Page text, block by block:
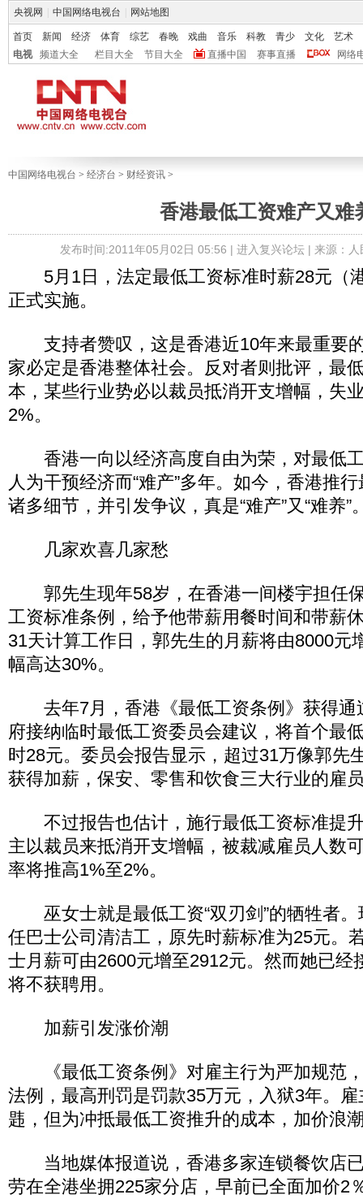
央视网 中国网络电视台 网站地图
首页 新闻 经济 体育 综艺 春晚 戏曲 音乐 科教 青少 文化
艺术
电视
频道大全 栏目大全 节目大全 直播中国 赛事直播 网络
中国网络电视台 > 经济台 > 财经资讯 >
香港最低工资难产又难
发布时间:2011年05月02日 05:56 | 进入复兴论坛| 来源：人
5月1日，法定最低工资标准时薪28元（
正式实施。
支持者赞叹，这是香港近10年来最重要
家必定是香港整体社会。反对者则批评，最
本，某些行业势必以裁员抵消开支增幅，失
2%。
香港一向以经济高度自由为荣，对最低
人为干预经济而“难产”多年。如今，香港推
诸多细节，并引发争议，真是“难产”又“难养”
几家欢喜几家愁
郭先生现年58岁，在香港一间楼宇担任
工资标准条例，给予他带薪用餐时间和带薪
31天计算工作日，郭先生的月薪将由8000元
幅高达30%。
去年7月，香港《最低工资条例》获得通
府接纳临时最低工资委员会建议，将首个最
时28元。委员会报告显示，超过31万像郭先
获得加薪，保安、零售和饮食三大行业的雇
不过报告也估计，施行最低工资标准提
主以裁员来抵消开支增幅，被裁减雇员人数
率将推高1%至2%。
巫女士就是最低工资“双刃剑”的牺牲者。
任巴士公司清洁工，原先时薪标准为25元。
士月薪可由2600元增至2912元。然而她已经
将不获聘用。
加薪引发涨价潮
《最低工资条例》对雇主行为严加规范
法例，最高刑罚是罚款35万元，入狱3年。
韪，但为冲抵最低工资推升的成本，加价浪
当地媒体报道说，香港多家连锁餐饮店
劳在全港坐拥225家分店，早前已全面加价2